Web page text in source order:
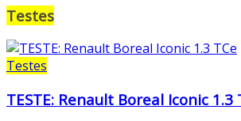
Testes
Testes
TESTE: Renault Boreal Iconic 1.3